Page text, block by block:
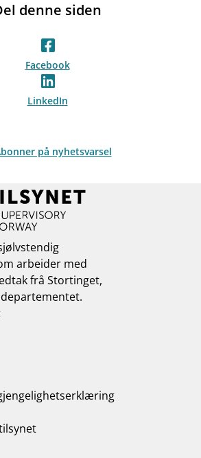
denne siden
Facebook
LinkedIn
på nyhetsvarsel
arbeider med
frå Stortinget,